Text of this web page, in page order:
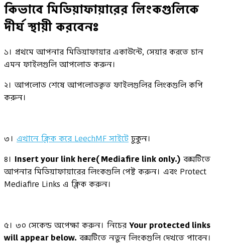
কিভাবে মিডিয়াফায়ারের লিংকগুলিকে
দীর্ঘ স্থায়ী করবেনঃ
১। প্রথমে আপনার মিডিয়াফায়ার একাউন্টে, সেয়ার করতে চান
এমন ফাইলগুলি আপলোড করুন।
২। আপলোড শেষে আপলোডকৃত ফাইলগুলির লিংকগুলি কপি
করুন।
৩। এখানে ক্লিক করে LeechMF সাইটে ঢুকুন।
৪। Insert your link here( Mediafire link only.) বক্সটিতে
আপনার মিডিয়াফায়ারের লিংকগুলি পেষ্ট করুন। এবং Protect
Mediafire Links এ ক্লিক করুন।
৫। ৩০ সেকেন্ড অপেক্ষা করুন। নিচের Your protected links
will appear below. বক্সটিতে নতুন লিংকগুলি দেখতে পাবেন।